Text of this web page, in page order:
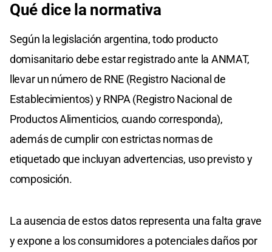
Qué dice la normativa
Según la legislación argentina, todo producto
domisanitario debe estar registrado ante la ANMAT,
llevar un número de RNE (Registro Nacional de
Establecimientos) y RNPA (Registro Nacional de
Productos Alimenticios, cuando corresponda),
además de cumplir con estrictas normas de
etiquetado que incluyan advertencias, uso previsto y
composición.
La ausencia de estos datos representa una falta grave
y expone a los consumidores a potenciales daños por